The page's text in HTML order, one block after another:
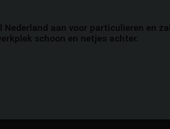
Nederland aan voor particulieren en
schoon en netjes achter.